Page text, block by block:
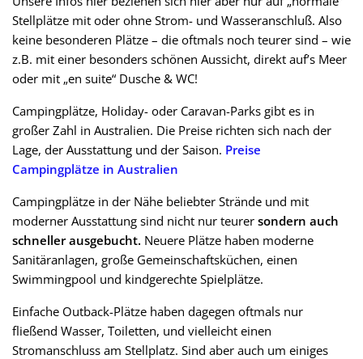
Stellplätze mit oder ohne Strom- und Wasseranschluß. Also
keine besonderen Plätze – die oftmals noch teurer sind – wie
z.B. mit einer besonders schönen Aussicht, direkt auf’s Meer
oder mit „en suite“ Dusche & WC!
Campingplätze, Holiday- oder Caravan-Parks gibt es in
großer Zahl in Australien. Die Preise richten sich nach der
Lage, der Ausstattung und der Saison. Preise
Campingplätze in Australien
Campingplätze in der Nähe beliebter Strände und mit
moderner Ausstattung sind nicht nur teurer sondern auch
schneller ausgebucht. Neuere Plätze haben moderne
Sanitäranlagen, große Gemeinschaftsküchen, einen
Swimmingpool und kindgerechte Spielplätze.
Einfache Outback-Plätze haben dagegen oftmals nur
fließend Wasser, Toiletten, und vielleicht einen
Stromanschluss am Stellplatz. Sind aber auch um einiges